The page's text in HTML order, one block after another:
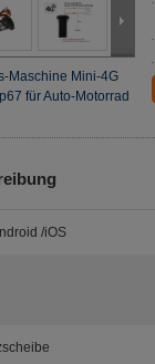
Maschine Mini-4G
für Auto-Motorrad
/iOS